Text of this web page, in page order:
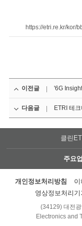
https://etri.re.kr/kor/
이전글 '6G
다음글
클린
주요
개인정보처리방침
영상정보처리
(34129) 대전
Electronics and